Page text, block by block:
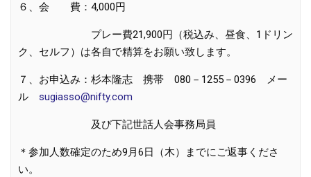
６、会 費： 4,000円
プレー費21,900円（税込み、昼食、 1 ドリン
ク、セルフ）は各自で精算をお願い致します。
７、お申込み：杉本隆志 携帯 080 － 1255 － 0396 メー
ル sugiasso@nifty.com
及び下記世話人会事務局員
＊参加人数確定のため9月 6 日（木）までにご返事くださ
い。